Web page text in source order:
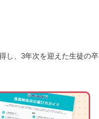
し、3年次を迎えた生徒の卒